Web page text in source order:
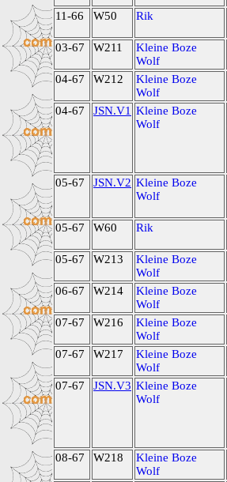
11-66 W50 Rik
03-67 W211
Kleine Boze
Wolf
04-67 W212
Kleine Boze
Wolf
04-67 JSN.V1 Kleine Boze
Wolf
05-67 JSN.V2 Kleine Boze
Wolf
05-67 W60 Rik
05-67 W213
Kleine Boze
Wolf
06-67 W214
Kleine Boze
Wolf
07-67 W216
Kleine Boze
Wolf
07-67 W217
Kleine Boze
Wolf
07-67 JSN.V3 Kleine Boze
Wolf
08-67 W218
Kleine Boze
Wolf